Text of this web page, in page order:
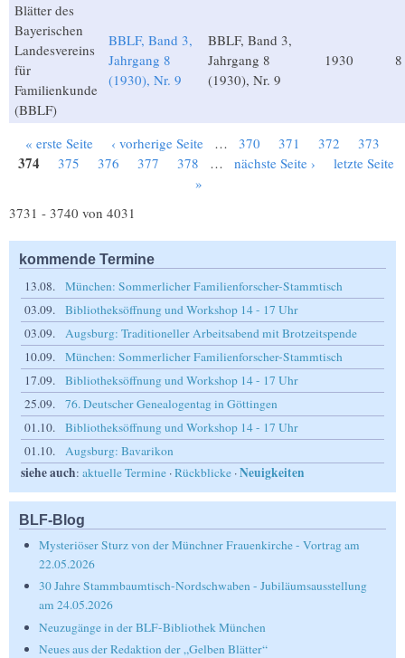
Blätter des
Bayerischen
Landesvereins
für
Familienkunde
(BBLF)
BBLF, Band 3,
Jahrgang 8
(1930), Nr. 9
BBLF, Band 3,
Jahrgang 8
(1930), Nr. 9
1930 8
Seiten
« erste Seite ‹ vorherige Seite … 370 371 372 373
374 375 376 377 378 … nächste Seite ›
letzte Seite
»
3731 - 3740 von 4031
kommende Termine
13.08.
München: Sommerlicher Familienforscher-Stammtisch
03.09.
Bibliotheksöffnung und Workshop 14 - 17 Uhr
03.09.
Augsburg: Traditioneller Arbeitsabend mit Brotzeitspende
10.09.
München: Sommerlicher Familienforscher-Stammtisch
17.09.
Bibliotheksöffnung und Workshop 14 - 17 Uhr
25.09.
76. Deutscher Genealogentag in Göttingen
01.10.
Bibliotheksöffnung und Workshop 14 - 17 Uhr
01.10.
Augsburg: Bavarikon
siehe auch: aktuelle Termine ·Rückblicke ·Neuigkeiten
BLF-Blog
Mysteriöser Sturz von der Münchner Frauenkirche - Vortrag am
22.05.2026
30 Jahre Stammbaumtisch-Nordschwaben - Jubiläumsausstellung
am 24.05.2026
Neuzugänge in der BLF-Bibliothek München
Neues aus der Redaktion der „Gelben Blätter“